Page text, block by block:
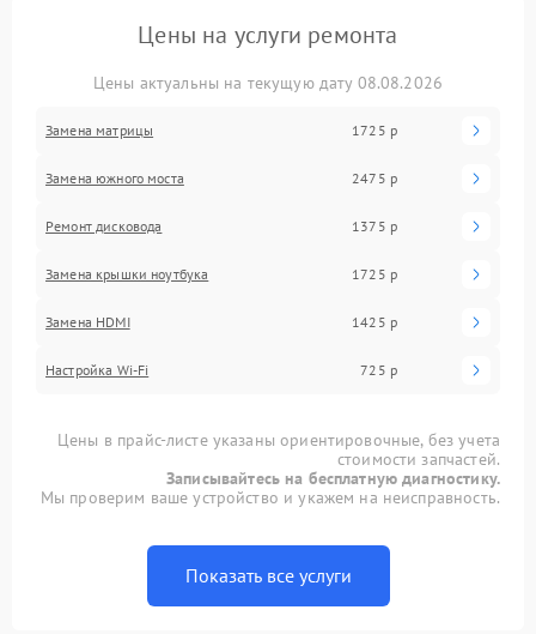
Цены на услуги ремонта
Цены актуальны на текущую дату 08.08.2026
Замена матрицы 1725 р
Замена южного моста 2475 р
Ремонт дисковода 1375 р
Замена крышки ноутбука 1725 р
Замена HDMI 1425 р
Настройка Wi-Fi 725 р
Цены в прайс-листе указаны ориентировочные, без учета
стоимости запчастей.
Записывайтесь на бесплатную диагностику.
Мы проверим ваше устройство и укажем на неисправность.
Показать все услуги